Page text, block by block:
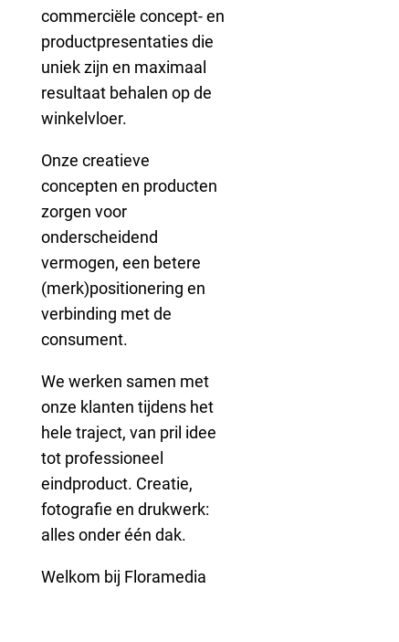
commerciële concept- en
productpresentaties die
uniek zijn en maximaal
resultaat behalen op de
winkelvloer.
Onze creatieve
concepten en producten
zorgen voor
onderscheidend
vermogen, een betere
(merk)positionering en
verbinding met de
consument.
We werken samen met
onze klanten tijdens het
hele traject, van pril idee
tot professioneel
eindproduct. Creatie,
fotografie en drukwerk:
alles onder één dak.
Welkom bij Floramedia